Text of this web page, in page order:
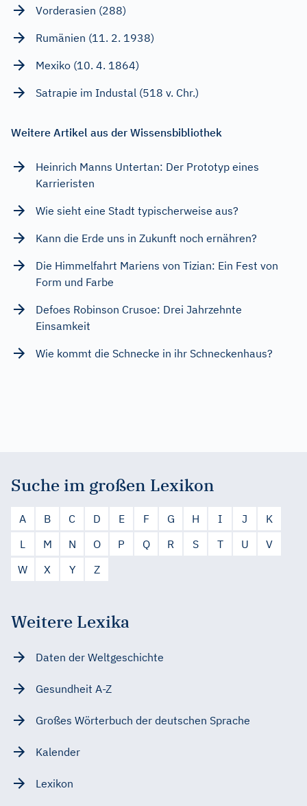
Vorderasien (288)
Rumänien (11. 2. 1938)
Mexiko (10. 4. 1864)
Satrapie im Industal (518 v. Chr.)
Weitere Artikel aus der Wissensbibliothek
Heinrich Manns Untertan: Der Prototyp eines
Karrieristen
Wie sieht eine Stadt typischerweise aus?
Kann die Erde uns in Zukunft noch ernähren?
Die Himmelfahrt Mariens von Tizian: Ein Fest von
Form und Farbe
Defoes Robinson Crusoe: Drei Jahrzehnte
Einsamkeit
Wie kommt die Schnecke in ihr Schneckenhaus?
Suche im großen Lexikon
A B C D E F G H I J
K
L
M N O P Q R S T U
V
W
X Y Z
Weitere Lexika
Daten der Weltgeschichte
Gesundheit A-Z
Großes Wörterbuch der deutschen Sprache
Kalender
Lexikon